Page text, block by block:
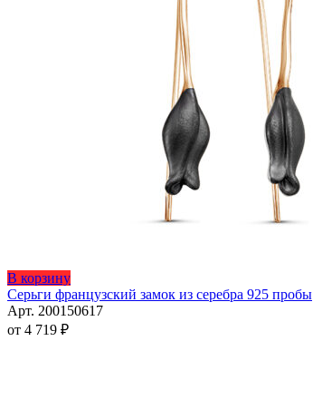
В корзинуЭтот
товар
имеет
Серьги французский замок из серебра 925 пробы
Арт. 200150617
от 4 719 ₽